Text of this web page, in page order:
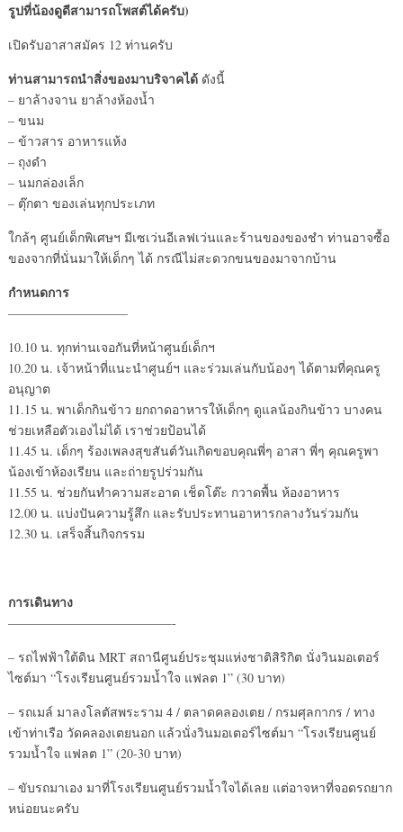
รูปที่น้องดูดีสามารถโพสต์ได้ครับ)
เปิดรับอาสาสมัคร 12 ท่านครับ
ท่านสามารถนำสิ่งของมาบริจาคได้ดังนี้
– ยาล้างจาน ยาล้างห้องน้ำ
– ขนม
– ข้าวสาร อาหารแห้ง
– ถุงดำ
– นมกล่องเล็ก
– ตุ๊กตา ของเล่นทุกประเภท
ใกล้ๆ ศูนย์เด็กพิเศษฯ มีเซเว่นอีเลฟเว่นและร้านของของชำ ท่านอาจซื้อ
ของจากที่นั่นมาให้เด็กๆ ได้ กรณีไม่สะดวกขนของมาจากบ้าน
กำหนดการ
—————————–
10.10 น. ทุกท่านเจอกันที่หน้าศูนย์เด็กฯ
10.20 น. เจ้าหน้าที่แนะนำศูนย์ฯ และร่วมเล่นกับน้องๆ ได้ตามที่คุณครู
อนุญาต
11.15 น. พาเด็กกินข้าว ยกถาดอาหารให้เด็กๆ ดูแลน้องกินข้าว บางคน
ช่วยเหลือตัวเองไม่ได้ เราช่วยป้อนได้
11.45 น. เด็กๆ ร้องเพลงสุขสันต์วันเกิดขอบคุณพี่ๆ อาสา พี่ๆ คุณครูพา
น้องเข้าห้องเรียน และถ่ายรูปร่วมกัน
11.55 น. ช่วยกันทำความสะอาด เช็ดโต๊ะ กวาดพื้น ห้องอาหาร
12.00 น. แบ่งปันความรู้สึก และรับประทานอาหารกลางวันร่วมกัน
12.30 น. เสร็จสิ้นกิจกรรม
การเดินทาง
—————————————-
– รถไฟฟ้าใต้ดิน MRT สถานีศูนย์ประชุมแห่งชาติสิริกิต นั่งวินมอเตอร์
ไซต์มา “โรงเรียนศูนย์รวมน้ำใจ แฟลต 1” (30 บาท)
– รถเมล์ มาลงโลตัสพระราม 4 / ตลาดคลองเตย / กรมศุลกากร / ทาง
เข้าท่าเรือ วัดคลองเตยนอก แล้วนั่งวินมอเตอร์ไซต์มา “โรงเรียนศูนย์
รวมน้ำใจ แฟลต 1” (20-30 บาท)
– ขับรถมาเอง มาที่โรงเรียนศูนย์รวมน้ำใจได้เลย แต่อาจหาที่จอดรถยาก
หน่อยนะครับ